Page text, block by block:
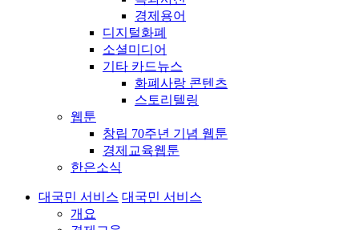
경제용어
디지털화폐
소셜미디어
기타 카드뉴스
화폐사랑 콘텐츠
스토리텔링
웹툰
창립 70주년 기념 웹툰
경제교육웹툰
한은소식
대국민 서비스 대국민 서비스
개요